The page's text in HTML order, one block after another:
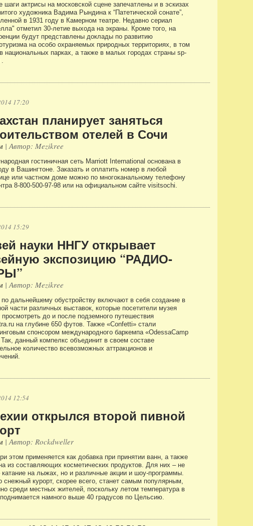
шаги актрисы на московской сцене запечатлены и в эскизах
художника Вадима Рындина к “Патетической сонате”,
в 1931 году в Камерном театре. Недавно сериал
отметил 30-летие выхода на экраны. Кроме того, на
будут представлены доклады по развитию
на особо охраняемых природных территориях, в том
национальных парках, а также в малых городах страны sp-
.
17:20
планирует заняться
отелей в Сочи
| Автор: Mezikree
гостиничная сеть Marriott International основана в
в Вашингтоне. Заказать и оплатить номер в любой
или частном доме можно по многоканальному телефону
8-800-500-97-98 или на официальном сайте visitsochi.
15:29
науки ННГУ открывает
экспозицию “РАДИО-
| Автор: Mezikree
дальнейшему обустройству включают в себя создание в
части различных выставок, которые посетители музея
просмотреть до и после подземного путешествия
на глубине 650 футов. Также «Confetti» стали
спонсором международного баркемпа «OdessaCamp
данный компелкс объединит в своем составе
количество всевозможных аттракционов и
12:54
открылся второй пивной
| Автор: Rockdweller
этом применяется как добавка при принятии ванн, а также
из составляющих косметических продуктов. Для них – не
катание на лыжах, но и различные акции и шоу-программы.
снежный курорт, скорее всего, станет самым популярным,
среди местных жителей, поскольку летом температура в
намного выше 40 градусов по Цельсию.